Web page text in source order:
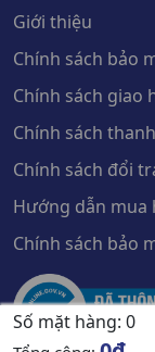
Số mặt hàng: 0
Giới thiệu
Chính sách bảo
Chính sách giao
Chính sách
Chính sách đổi
Hướng dẫn mua
Chính sách bảo